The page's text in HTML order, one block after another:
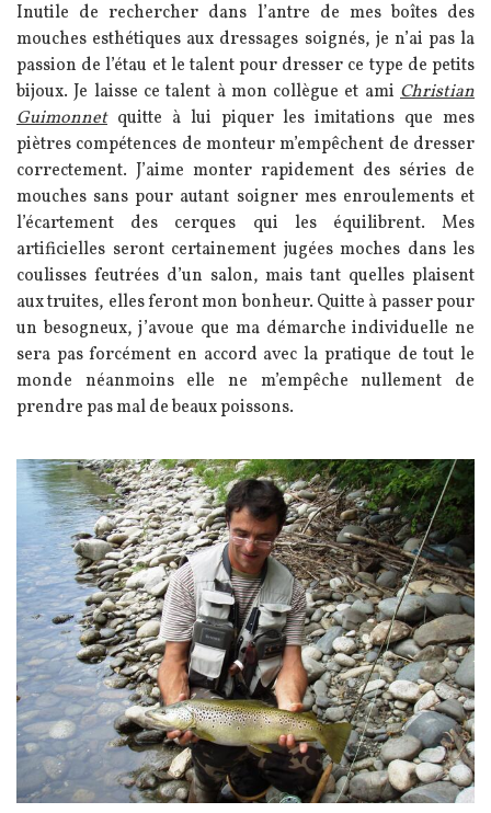
Inutile de rechercher dans l’antre de mes boîtes des
mouches esthétiques aux dressages soignés, je n’ai pas la
passion de l’étau et le talent pour dresser ce type de petits
bijoux. Je laisse ce talent à mon collègue et ami Christian
Guimonnetquitte à lui piquer les imitations que mes
piètres compétences de monteur m’empêchent de dresser
correctement. J’aime monter rapidement des séries de
mouches sans pour autant soigner mes enroulements et
l’écartement des cerques qui les équilibrent. Mes
artificielles seront certainement jugées moches dans les
coulisses feutrées d’un salon, mais tant quelles plaisent
aux truites, elles feront mon bonheur. Quitte à passer pour
un besogneux, j’avoue que ma démarche individuelle ne
sera pas forcément en accord avec la pratique de tout le
monde néanmoins elle ne m’empêche nullement de
prendre pas mal de beaux poissons.
Image